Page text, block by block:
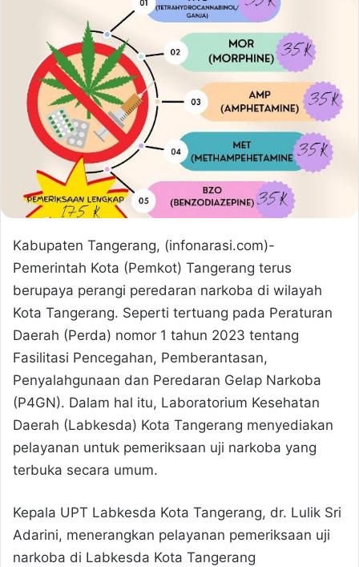
Kabupaten Tangerang, (infonarasi.com)-
Pemerintah Kota (Pemkot) Tangerang terus
berupaya perangi peredaran narkoba di wilayah
Kota Tangerang. Seperti tertuang pada Peraturan
Daerah (Perda) nomor 1 tahun 2023 tentang
Fasilitasi Pencegahan, Pemberantasan,
Penyalahgunaan dan Peredaran Gelap Narkoba
(P4GN). Dalam hal itu, Laboratorium Kesehatan
Daerah (Labkesda) Kota Tangerang menyediakan
pelayanan untuk pemeriksaan uji narkoba yang
terbuka secara umum.
Kepala UPT Labkesda Kota Tangerang, dr. Lulik Sri
Adarini, menerangkan pelayanan pemeriksaan uji
narkoba di Labkesda Kota Tangerang